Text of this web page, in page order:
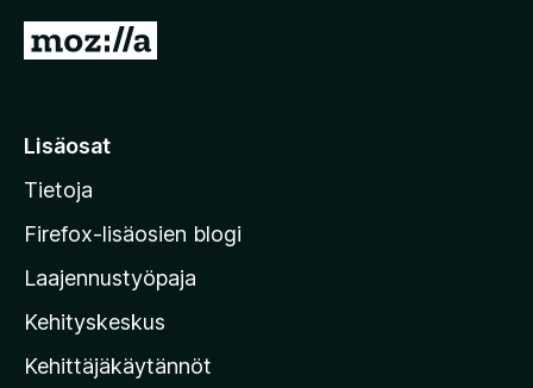
S
r
y
M
z
i
l
Lisäosat
Tietoja
Firefox-lisäosien blogi
Laajennustyöpaja
Kehityskeskus
Kehittäjäkäytännöt